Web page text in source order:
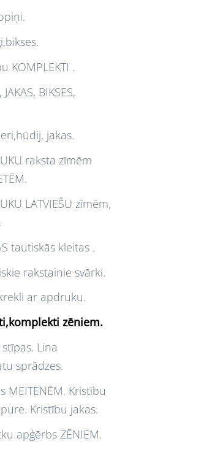
KOMPLEKTI .
BIKSES,
jakas.
raksta zīmēm
LATVIEŠU zīmēm,
tautiskās kleitas .
rakstainie svārki.
ar apdruku.
zēniem.
Lina
sprādzes.
MEITENĒM. Kristību
Kristību jakas.
apģērbs ZĒNIEM.